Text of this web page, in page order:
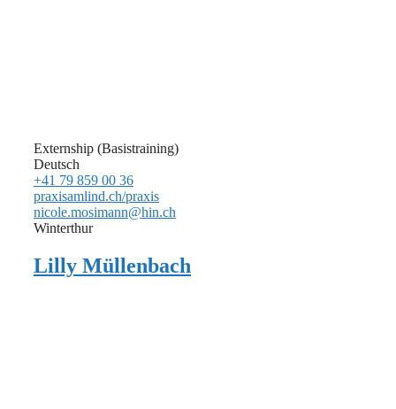
Externship (Basistraining)
Deutsch
+41 79 859 00 36
praxisamlind.ch/praxis
nicole.mosimann@hin.ch
Winterthur
Lilly Müllenbach